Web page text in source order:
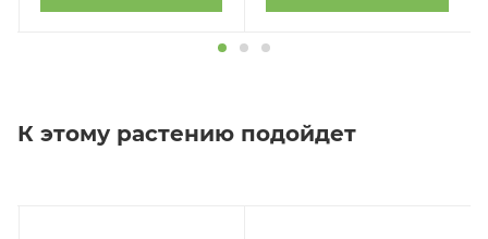
К этому растению подойдет